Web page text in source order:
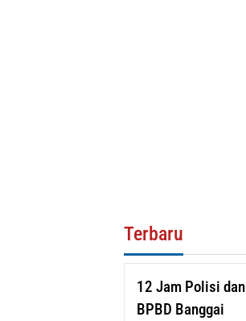
Terbaru
12 Jam Polisi dan
BPBD Banggai